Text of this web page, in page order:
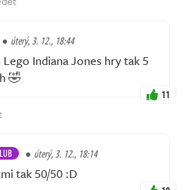
úterý, 3. 12., 18:44
Indiana Jones hry tak 5
🤣
11
úterý, 3. 12., 18:14
tak 50/50 :D